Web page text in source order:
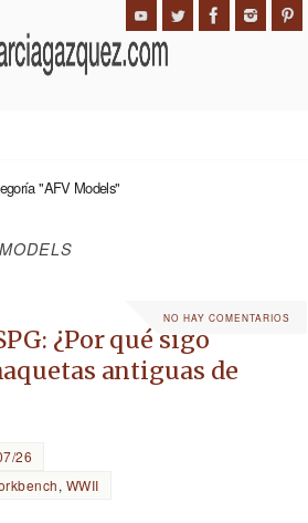
"AFV Models"
NO HAY COMENTARIOS
¿Por qué sigo
antiguas de
26
, WWII